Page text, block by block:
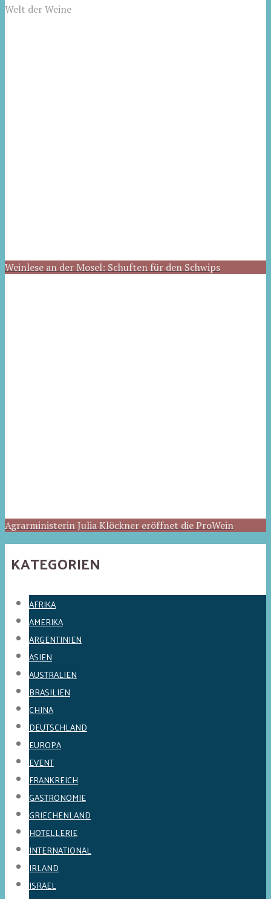
Welt der Weine
Weinlese an der Mosel: Schuften für den Schwips
Agrarministerin Julia Klöckner eröffnet die ProWein
KATEGORIEN
AFRIKA
AMERIKA
ARGENTINIEN
ASIEN
AUSTRALIEN
BRASILIEN
CHINA
DEUTSCHLAND
EUROPA
EVENT
FRANKREICH
GASTRONOMIE
GRIECHENLAND
HOTELLERIE
INTERNATIONAL
IRLAND
ISRAEL